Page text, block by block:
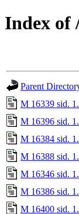
Index of
Parent
M 16339 sid.
M 16396 sid.
M 16384 sid.
M 16388 sid.
M 16346 sid.
M 16386 sid.
M 16400 sid.